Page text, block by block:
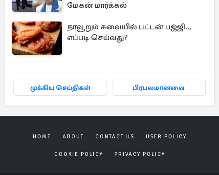
மேகன் மார்க்கல்
நாவூறும் சுவையில் பட்டன் பஜ்ஜி..,
எப்படி செய்வது?
முக்கிய செய்திகள் பிரபலமானவை
HOME ABOUT CONTACT US USER POLICY
COOKIE POLICY PRIVACY POLICY